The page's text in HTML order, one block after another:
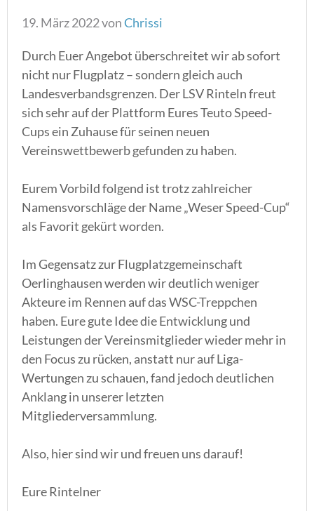
19. März 2022vonChrissi
Durch Euer Angebot überschreitet wir ab sofort
nicht nur Flugplatz – sondern gleich auch
Landesverbandsgrenzen. Der LSV Rinteln freut
sich sehr auf der Plattform Eures Teuto Speed-
Cups ein Zuhause für seinen neuen
Vereinswettbewerb gefunden zu haben.
Eurem Vorbild folgend ist trotz zahlreicher
Namensvorschläge der Name „Weser Speed-Cup“
als Favorit gekürt worden.
Im Gegensatz zur Flugplatzgemeinschaft
Oerlinghausen werden wir deutlich weniger
Akteure im Rennen auf das WSC-Treppchen
haben. Eure gute Idee die Entwicklung und
Leistungen der Vereinsmitglieder wieder mehr in
den Focus zu rücken, anstatt nur auf Liga-
Wertungen zu schauen, fand jedoch deutlichen
Anklang in unserer letzten
Mitgliederversammlung.
Also, hier sind wir und freuen uns darauf!
Eure Rintelner